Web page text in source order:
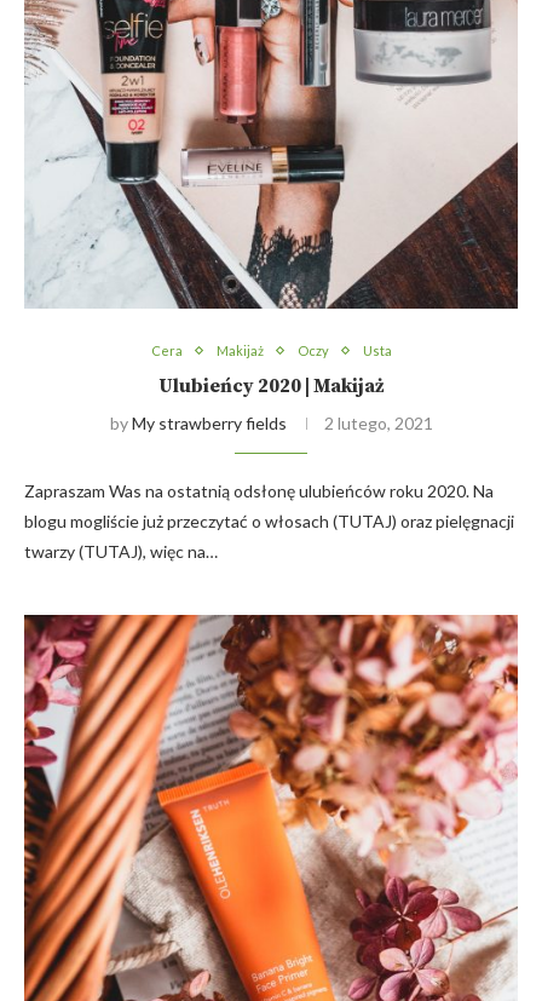
Cera Makijaż Oczy Usta
Ulubieńcy 2020 | Makijaż
byMy strawberry fields 2 lutego, 2021
Zapraszam Was na ostatnią odsłonę ulubieńców roku 2020. Na
blogu mogliście już przeczytać o włosach (TUTAJ) oraz pielęgnacji
twarzy (TUTAJ), więc na…